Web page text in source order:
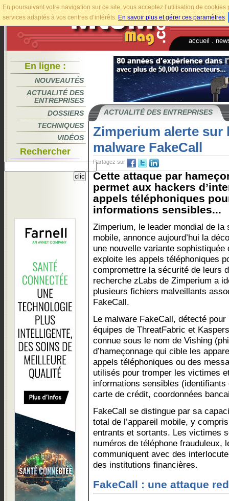
En poursuivant votre navigation sur ce site, vous acceptez l’utilisation de
services adaptés à vos centres d’intérêts. En savoir plus et gérer ces paramètres.
accueil
En ligne :
NOUVEAUTÉS
ACTUALITÉ DES
ENTREPRISES
DOSSIERS
TECHNIQUES
VIDÉOS
Rechercher
ACTUALITÉ DES ENTREPRISES
Zimperium alerte sur
malware FakeCall
Partagez sur
Cette attaque par
permet aux hackers
appels téléphoniques
informations sensibles...
Zimperium, le leader mondial de la
mobile, annonce aujourd’hui la
une nouvelle variante
exploite les appels téléphoniques
compromettre la sécurité de leurs
recherche zLabs de Zimperium a
plusieurs fichiers malveillants
FakeCall.
Le malware FakeCall, détecté
équipes de ThreatFabric et
connue sous le nom de Vishing
d’hameçonnage qui cible les
appels téléphoniques ou des
utilisés pour tromper les victimes
informations sensibles
carte de crédit, coordonnées
FakeCall se distingue par sa
total de l’appareil mobile, y
entrants et sortants. Les victimes
numéros de téléphone frauduleux,
communiquent avec des
des institutions financières.
FakeCall : une attaque